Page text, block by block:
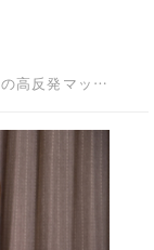
高反発マッ…